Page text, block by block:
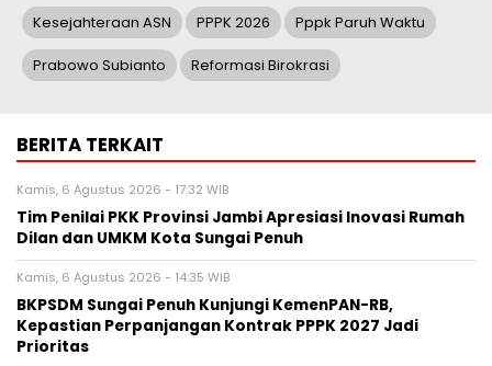
Kesejahteraan ASN PPPK 2026 Pppk Paruh Waktu
Prabowo Subianto Reformasi Birokrasi
BERITA TERKAIT
Kamis, 6 Agustus 2026 - 17:32 WIB
Tim Penilai PKK Provinsi Jambi Apresiasi Inovasi Rumah
Dilan dan UMKM Kota Sungai Penuh
Kamis, 6 Agustus 2026 - 14:35 WIB
BKPSDM Sungai Penuh Kunjungi KemenPAN-RB,
Kepastian Perpanjangan Kontrak PPPK 2027 Jadi
Prioritas